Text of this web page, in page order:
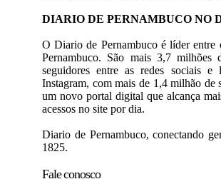
DIARIO DE PERNAMBUCO NO
O Diario de Pernambuco é líder entre
Pernambuco. São mais 3,7 milhões
seguidores entre as redes sociais e
Instagram, com mais de 1,4 milhão de
um novo portal digital que alcança
acessos no site por dia.
Diario de Pernambuco, conectando
1825.
Fale conosco